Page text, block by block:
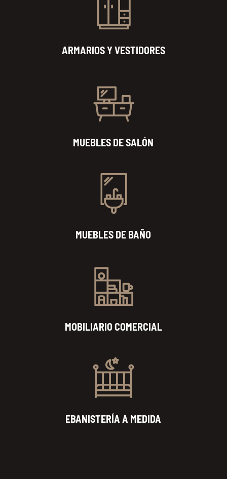
ARMARIOS Y VESTIDORES
MUEBLES DE SALÓN
MUEBLES DE BAÑO
MOBILIARIO COMERCIAL
EBANISTERÍA A MEDIDA